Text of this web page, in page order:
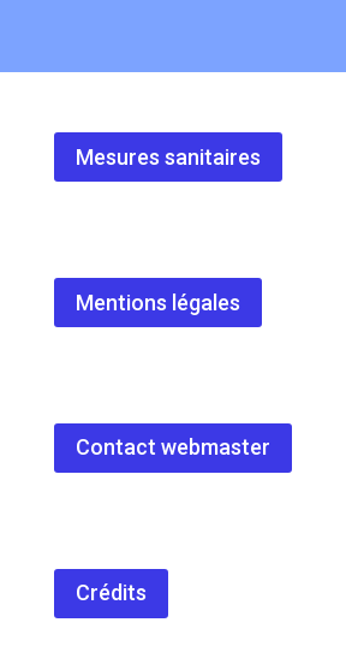
Mesures sanitaires
Mentions légales
Contact webmaster
Crédits